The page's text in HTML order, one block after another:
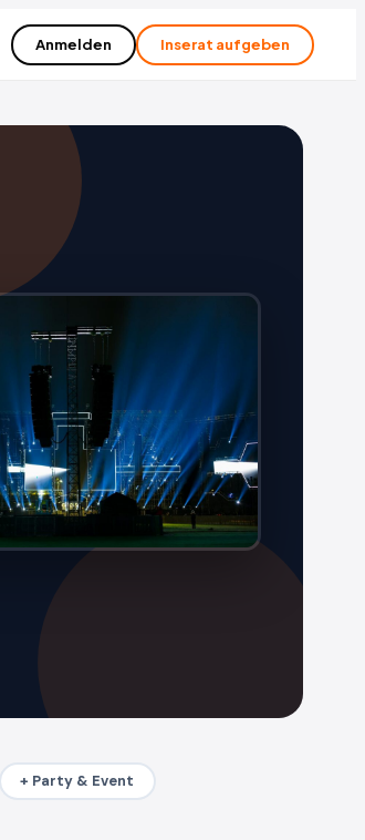
Anmelden Inserat aufgeben
+ Party & Event